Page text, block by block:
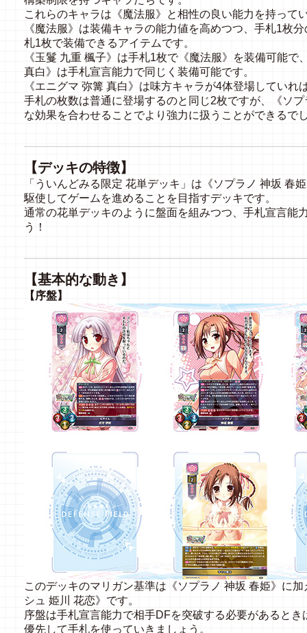
これらのキャラは《魔法服》と相性の良い能力を持って
《魔法服》は装備キャラの能力値を高めつつ、手札1枚
札1枚で装備できるアイテムです。
《玉鬘 九重 楓子》は手札1枚で《魔法服》を装備可能
真白》は手札宣言能力で同じく装備可能です。
《エニグマ 弥篝 真白》は味方キャラが4体登場してい
手札の枚数は普通に登場するのと同じ2枚ですが、《ソ
な効果を合わせることでより強力に扱うことができるで
【デッキの特徴】
「ういんどみる限定 花単デッキ」は《ソプラノ 神坂 春
駆使してゲームを進めることを目指すデッキです。
通常の花単デッキのように盤面を組みつつ、手札宣言能
う！
【基本的な動き】
【序盤】
このデッキのマリガン基準は《ソプラノ 神坂 春姫》に
シュ 姫川 花恋》です。
序盤は手札宣言能力で相手DFを突破する必要があると
優先して手札を使っていきましょう。